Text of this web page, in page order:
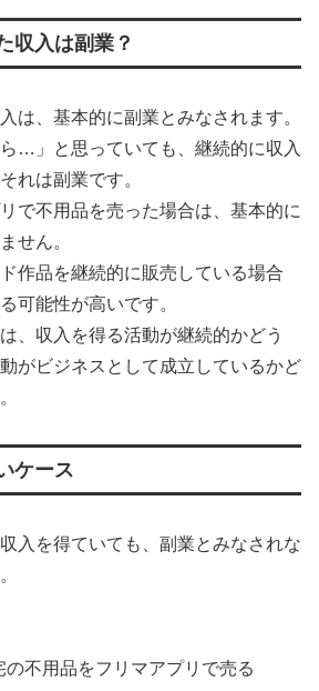
収入は副業？
は、基本的に副業とみなされます。
ら…」と思っていても、継続的に収入
れは副業です。
で不用品を売った場合は、基本的に
せん。
作品を継続的に販売している場合
可能性が高いです。
、収入を得る活動が継続的かどう
がビジネスとして成立しているかど
ケース
入を得ていても、副業とみなされな
の不用品をフリマアプリで売る